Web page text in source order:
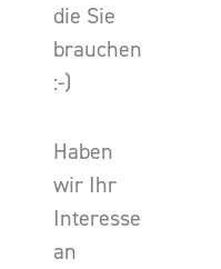
die Sie
brauchen
:-)
Haben
wir Ihr
Interesse
an